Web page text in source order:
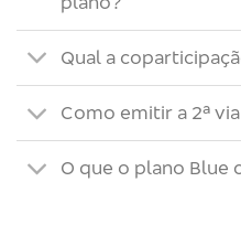
Qual a
Como emitir a 2ª
O que o plano Blue